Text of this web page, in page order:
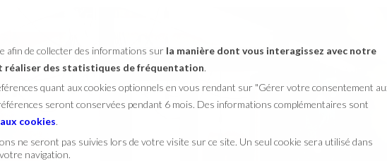
afin de collecter des informations sur la manière dont vous interagissez avec notre
réaliser des statistiques de fréquentation.
quant aux cookies optionnels en vous rendant sur "Gérer votre consentement
seront conservées pendant 6 mois. Des informations complémentaires sont
cookies.
ne seront pas suivies lors de votre visite sur ce site. Un seul cookie sera utilisé dans
navigation.